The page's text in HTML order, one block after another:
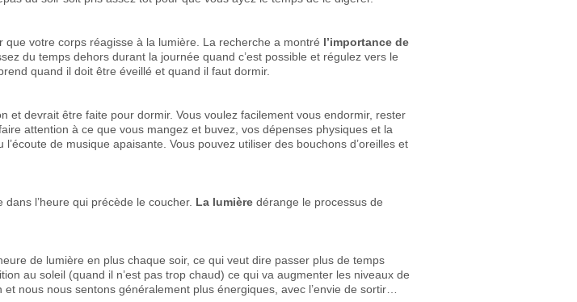
votre corps réagisse à la lumière. La recherche a montré l’importance de
du temps dehors durant la journée quand c’est possible et régulez vers le
quand il doit être éveillé et quand il faut dormir.
et devrait être faite pour dormir. Vous voulez facilement vous endormir, rester
attention à ce que vous mangez et buvez, vos dépenses physiques et la
de musique apaisante. Vous pouvez utiliser des bouchons d’oreilles et
l’heure qui précède le coucher. La lumière dérange le processus de
de lumière en plus chaque soir, ce qui veut dire passer plus de temps
au soleil (quand il n’est pas trop chaud) ce qui va augmenter les niveaux de
nous nous sentons généralement plus énergiques, avec l’envie de sortir…